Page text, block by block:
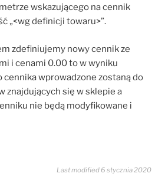
wskazującego na cennik
„<wg definicji towaru>”.
zdefiniujemy nowy cennik ze
i cenami 0.00 to w wyniku
wprowadzone zostaną do
znajdujących się w sklepie a
nie będą modyfikowane i
Last modified 6 stycznia 2020